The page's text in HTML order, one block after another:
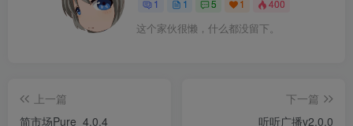
1 1 5 1 400
这个家伙很懒，什么都没留下。
上一篇
简市场Pure_4.0.4
下一篇
听听广播v2.0.0